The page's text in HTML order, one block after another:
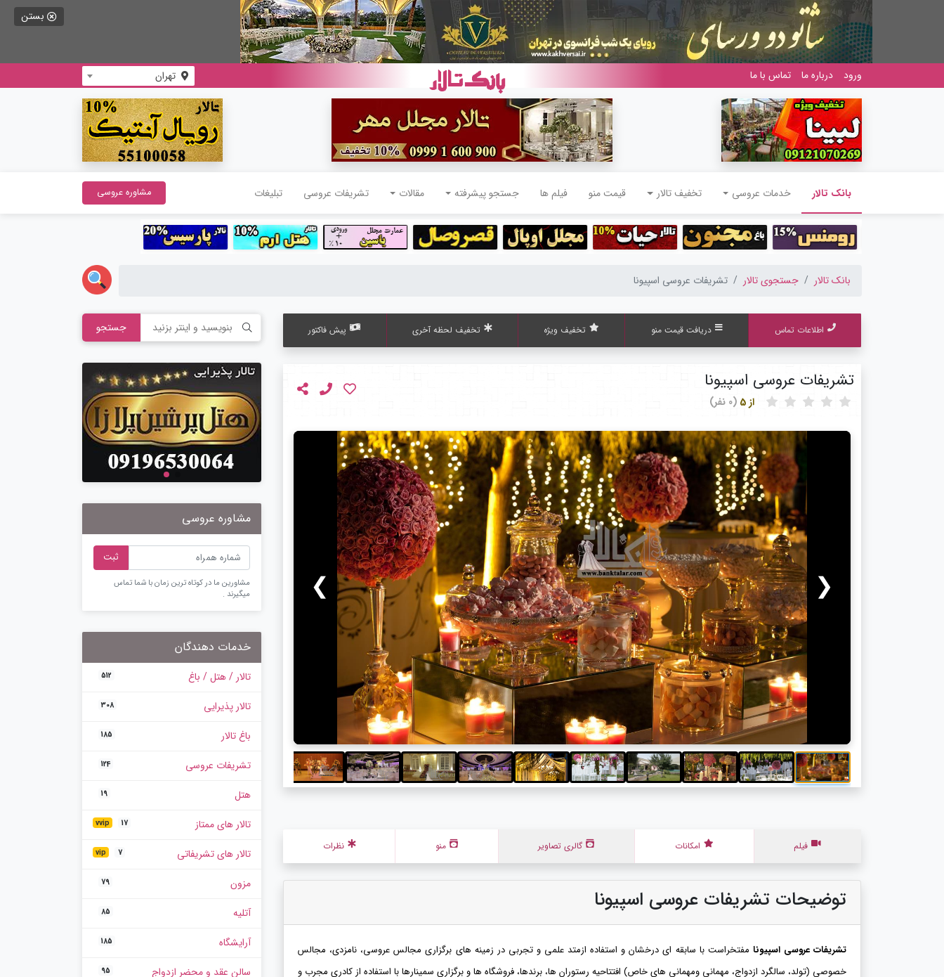
بستن
ورود درباره ما تماس با ما تهران
بانک تالار خدمات عروسی تخفیف تالار قیمت منو فیلم ها جستجو پیشرفته مقالات تشریفات عروسی تبلیغات مشاوره عروسی
بانک تالار جستجوی تالار تشریفات عروسی اسپیونا
اطلاعات تماس دریافت قیمت منو تخفیف ویژه تخفیف لحظه آخری پیش فاکتور
تشریفات عروسی اسپیونا
(0 نفر)
❮
❯
فیلم امکانات گالری تصاویر منو نظرات
توضیحات تشریفات عروسی اسپیونا
تشریفات عروسی اسپیونا مفتخراست با سابقه ای درخشان و استفاده ازمتد علمی و تجربی در زمینه های برگزاری مجالس عروسی، نامزدی، مجالس
خصوصی (تولد، سالگرد ازدواج، مهمانی ومهمانی های خاص) افتتاحیه رستوران ها، برندها، فروشگاه ها و برگزاری سمینارها با استفاده از کادری مجرب و
جستجو
مشاوره عروسی
ثبت
مشاورین ما در کوتاه ترین زمان با شما تماس
میگیرند .
خدمات دهندگان
تالار / هتل / باغ 512
تالار پذیرایی 308
باغ تالار 185
تشریفات عروسی 124
هتل 19
تالار های ممتاز vvip 17
تالار های تشریفاتی vip 7
مزون 79
آتلیه 85
آرایشگاه 185
سالن عقد و محضر ازدواج 95